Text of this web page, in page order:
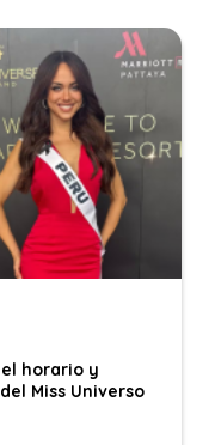
el horario y
Miss Universo